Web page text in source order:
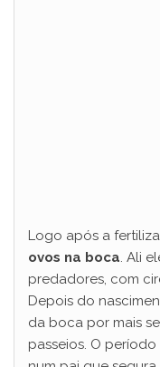
Logo após a
ovos na boca. Ali
predadores, com
Depois do
da boca por mais
passeios. O